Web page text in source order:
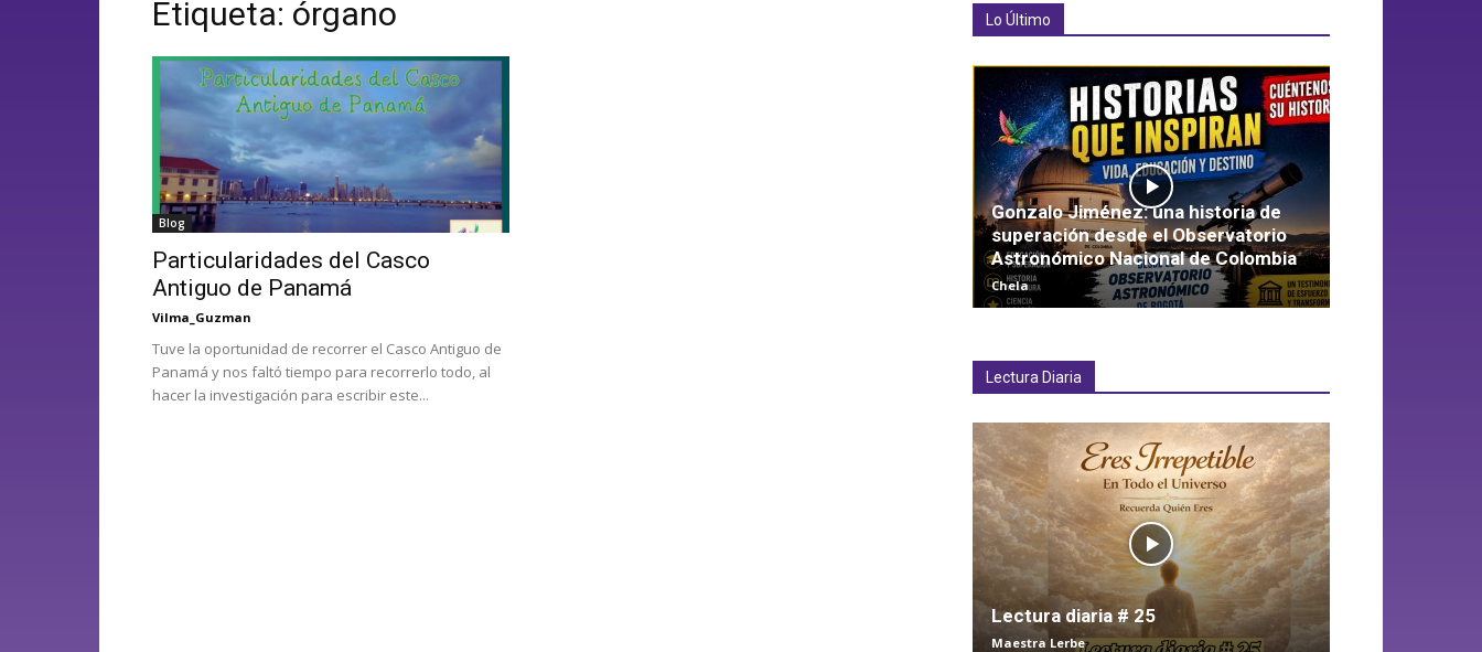
Etiqueta: órgano
Blog
Particularidades del Casco
Antiguo de Panamá
Vilma_Guzman
Tuve la oportunidad de recorrer el Casco Antiguo de
Panamá y nos faltó tiempo para recorrerlo todo, al
hacer la investigación para escribir este...
Lo Último
Gonzalo Jiménez: una historia de
superación desde el Observatorio
Astronómico Nacional de Colombia
Chela
Lectura Diaria
Lectura diaria # 25
Maestra Lerbe